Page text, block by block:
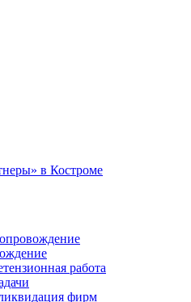
в Костроме
работа
фирм